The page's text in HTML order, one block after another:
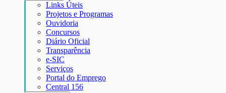
Links Úteis
Projetos e Programas
Ouvidoria
Concursos
Diário Oficial
Transparência
e-SIC
Serviços
Portal do Emprego
Central 156